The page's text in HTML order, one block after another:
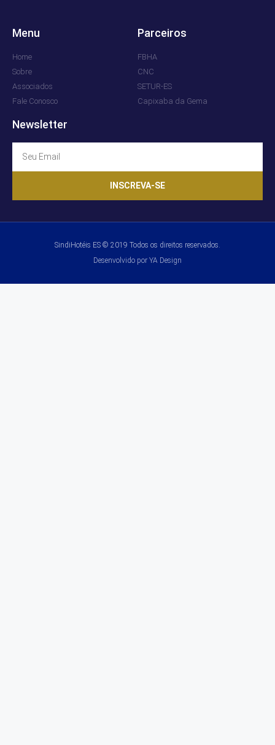
Menu
Home
Sobre
Associados
Fale Conosco
Parceiros
FBHA
CNC
SETUR-ES
Capixaba da Gema
Newsletter
INSCREVA-SE
SindiHotéis ES © 2019 Todos os direitos reservados.
Desenvolvido por YA Design